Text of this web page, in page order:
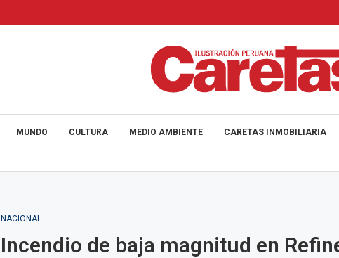
MUNDO CULTURA MEDIO AMBIENTE CARETAS INMOBILIARIA
NACIONAL
Incendio de baja magnitud en